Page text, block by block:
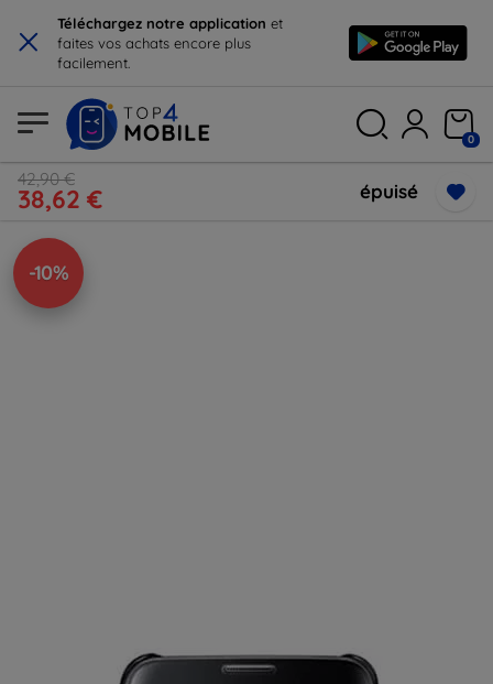
× Téléchargez notre application et
faites vos achats encore plus
facilement.
0
42,90 €
38,62 € épuisé
-10%